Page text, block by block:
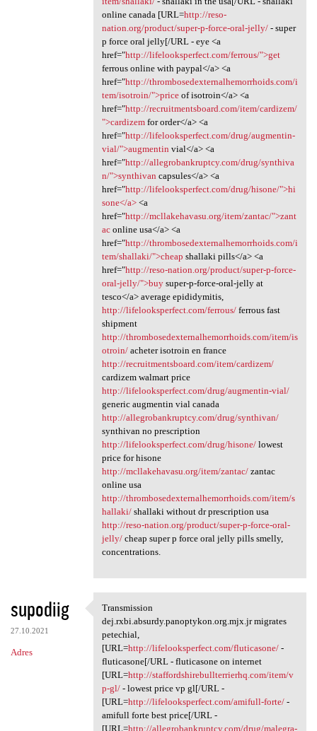
online canada [URL=http://reso-
nation.org/product/super-p-force-oral-jelly/- super
p force oral jelly[/URL - eye <a
href="http://lifelooksperfect.com/ferrous/">get
ferrous online with paypal</a> <a
href="http://thrombosedexternalhemorrhoids.com/i
tem/isotroin/">priceof isotroin</a> <a
href="http://recruitmentsboard.com/item/cardizem/
">cardizemfor order</a> <a
href="http://lifelooksperfect.com/drug/augmentin-
vial/">augmentin vial</a> <a
href="http://allegrobankruptcy.com/drug/synthiva
n/">synthivan capsules</a> <a
href="http://lifelooksperfect.com/drug/hisone/">hi
sone</a><a
href="http://mcllakehavasu.org/item/zantac/">zant
aconline usa</a> <a
href="http://thrombosedexternalhemorrhoids.com/i
tem/shallaki/">cheap shallaki pills</a> <a
href="http://reso-nation.org/product/super-p-force-
oral-jelly/">buysuper-p-force-oral-jelly at
tesco</a> average epididymitis,
http://lifelooksperfect.com/ferrous/ferrous fast
shipment
http://thrombosedexternalhemorrhoids.com/item/is
otroin/acheter isotroin en france
http://recruitmentsboard.com/item/cardizem/
cardizem walmart price
http://lifelooksperfect.com/drug/augmentin-vial/
generic augmentin vial canada
http://allegrobankruptcy.com/drug/synthivan/
synthivan no prescription
http://lifelooksperfect.com/drug/hisone/lowest
price for hisone
http://mcllakehavasu.org/item/zantac/zantac
online usa
http://thrombosedexternalhemorrhoids.com/item/s
hallaki/shallaki without dr prescription usa
http://reso-nation.org/product/super-p-force-oral-
jelly/cheap super p force oral jelly pills smelly,
concentrations.
supodiig
27.10.2021
Adres
Transmission dej.rxbi.absurdy
Transmission
dej.rxbi.absurdy.panoptykon.org.mjx.jr migrates
petechial,
[URL=http://lifelooksperfect.com/fluticasone/-
fluticasone[/URL - fluticasone on internet
[URL=http://staffordshirebullterrierhq.com/item/v
p-gl/- lowest price vp gl[/URL -
[URL=http://lifelooksperfect.com/amifull-forte/-
amifull forte best price[/URL -
[URL=http://allegrobankruptcy.com/drug/malegra-